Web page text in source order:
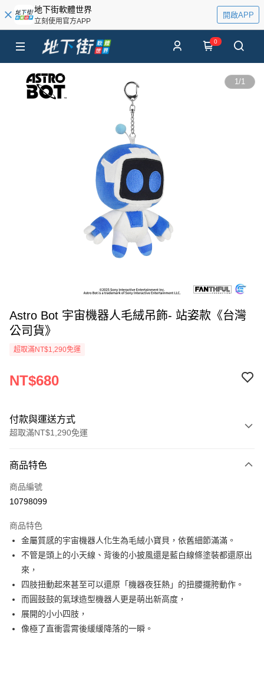
地下街軟體世界
立刻使用官方APP
開啟APP
0
1/1
Astro Bot 宇宙機器人毛絨吊飾- 站姿款《台灣
公司貨》
超取滿NT$1,290免運
NT$680
付款與運送方式
超取滿NT$1,290免運
信用卡一次付款
超商取貨付款
Apple Pay
街口支付
悠遊付
Google Pay
ATM付款
商品特色
商品編號
10798099
商品特色
金屬質感的宇宙機器人化生為毛絨小寶貝，依舊細節滿滿。
不管是頭上的小天線、背後的小披風還是藍白線條塗裝都還原出
來，
四肢扭動起來甚至可以還原「機器夜狂熱」的扭腰擺胯動作。
而圓鼓鼓的氣球造型機器人更是萌出新高度，
展開的小小四肢，
像極了直衝雲霄後緩緩降落的一瞬。